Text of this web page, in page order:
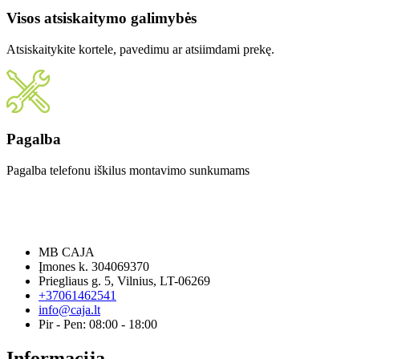
Visos atsiskaitymo galimybės
Atsiskaitykite kortele, pavedimu ar atsiimdami prekę.
Pagalba
Pagalba telefonu iškilus montavimo sunkumams
MB CAJA
Įmones k. 304069370
Priegliaus g. 5, Vilnius, LT-06269
+37061462541
info@caja.lt
Pir - Pen: 08:00 - 18:00